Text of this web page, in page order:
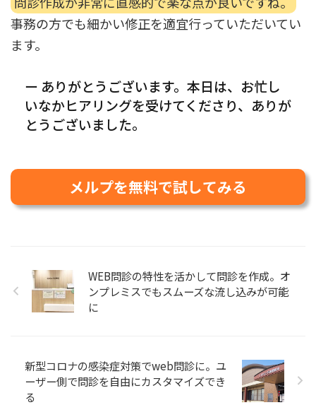
事務の方でも細かい修正を適宜行っていただいてい
ます。
ー ありがとうございます。本日は、お忙し
いなかヒアリングを受けてくださり、ありが
とうございました。
メルプを無料で試してみる
WEB問診の特性を活かして問診を作成。オ
ンプレミスでもスムーズな流し込みが可能
に
新型コロナの感染症対策でweb問診に。ユ
ーザー側で問診を自由にカスタマイズでき
る